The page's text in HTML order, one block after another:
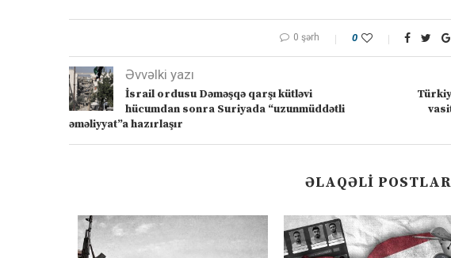
0 şərh 0
Əvvəlki yazı
İsrail ordusu Dəməşqə qarşı kütləvi
hücumdan sonra Suriyada “uzunmüddətli
əməliyyat”a hazırlaşır
ƏLAQƏLI POSTLAR